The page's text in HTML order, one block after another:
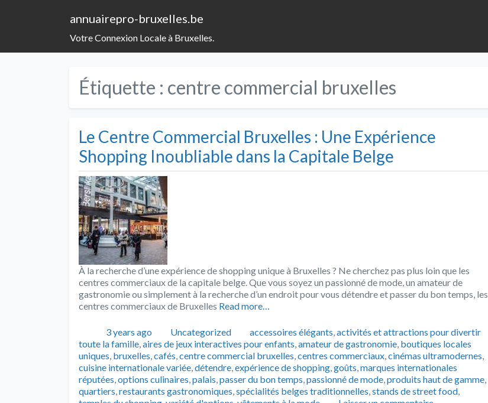
annuairepro-bruxelles.be
Votre Connexion Locale à Bruxelles.
Étiquette : centre commercial bruxelles
Le Centre Commercial Bruxelles : Une Expérience
Shopping Inoubliable dans la Capitale Belge
À la recherche d’une expérience de shopping unique à Bruxelles ? Ne cherchez pas plus loin que les
centres commerciaux de la capitale belge. Que vous soyez un passionné de mode, un amateur de
gastronomie ou simplement à la recherche d’un endroit pour vous détendre et passer du bon temps, les
centres commerciaux de Bruxelles Read more…
Publié3 years ago Catégories
Uncategorized Tags
accessoires élégants,activités et attractions pour divertir
toute la famille,aires de jeux interactives pour enfants,amateur de gastronomie, boutiques locales
uniques, bruxelles,cafés,centre commercial bruxelles,centres commerciaux,cinémas ultramodernes,
cuisine internationale variée,détendre,expérience de shopping,goûts,marques internationales
réputées,options culinaires,palais,passer du bon temps,passionné de mode,produits haut de gamme,
quartiers,restaurants gastronomiques,spécialités belges traditionnelles,stands de street food,